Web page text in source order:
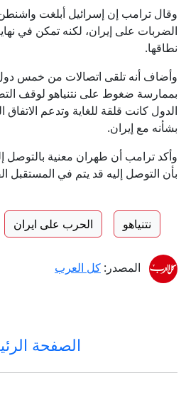
وقال ترامب إن إسرائيل أبلغت
الضربات على إيران، لكنه تمكن في
نطاقها.
وأضاف أنه تلقى اتصالات من خمس
بممارسة ضغوط على نتنياهو لوقف
الدول كانت قلقة للغاية وتدعم
بشأنه مع إيران.
وأكد ترامب أن طهران معنية بالتوصل
بأن التوصل إليه قد يتم في المستقبل
نتنياهو الحرب على ايران
المصدر: كل العرب
الصفحة